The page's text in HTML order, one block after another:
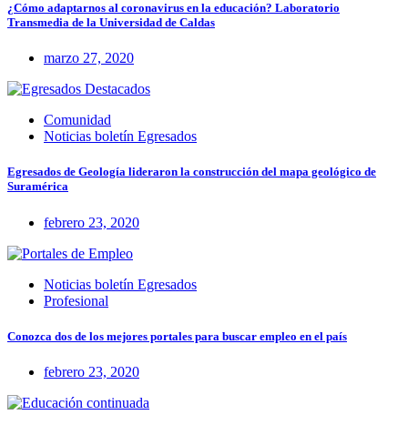
¿Cómo adaptarnos al coronavirus en la educación? Laboratorio
Transmedia de la Universidad de Caldas
marzo 27, 2020
Comunidad
Noticias boletín Egresados
Egresados de Geología lideraron la construcción del mapa geológico de
Suramérica
febrero 23, 2020
Noticias boletín Egresados
Profesional
Conozca dos de los mejores portales para buscar empleo en el país
febrero 23, 2020